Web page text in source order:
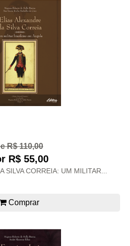
R$ 110,00
R$ 55,00
SILVA CORREIA: UM MILITAR...
Comprar